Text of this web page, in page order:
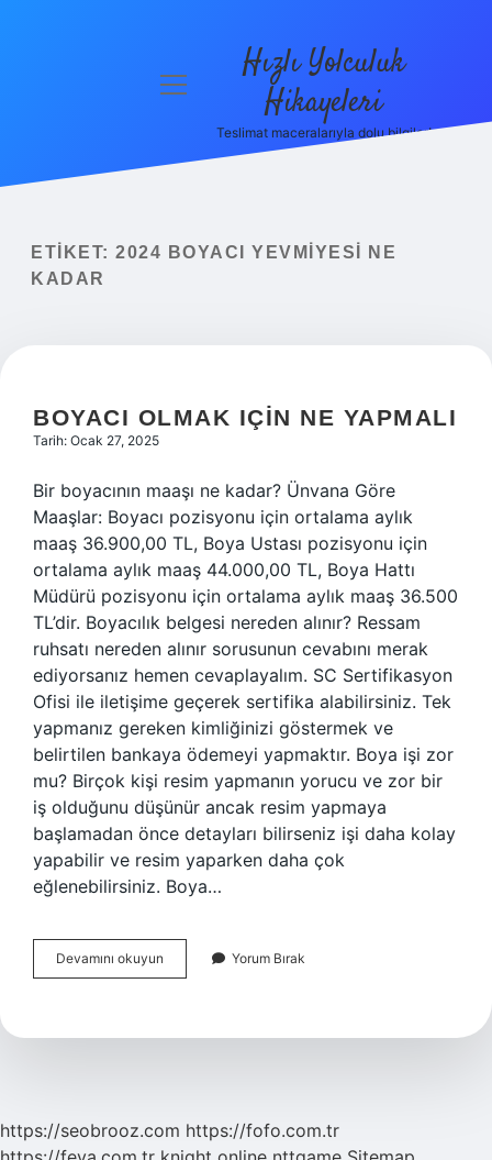
Yasal Uyarı
menüyü
Hızlı Yolculuk
Hikayeleri
Teslimat maceralarıyla dolu bilgiler!
ETIKET: 2024 BOYACI YEVMIYESI NE
KADAR
BOYACI OLMAK IÇIN NE YAPMALI
Tarih: Ocak 27, 2025
Bir boyacının maaşı ne kadar? Ünvana Göre
Maaşlar: Boyacı pozisyonu için ortalama aylık
maaş 36.900,00 TL, Boya Ustası pozisyonu için
ortalama aylık maaş 44.000,00 TL, Boya Hattı
Müdürü pozisyonu için ortalama aylık maaş 36.500
TL’dir. Boyacılık belgesi nereden alınır? Ressam
ruhsatı nereden alınır sorusunun cevabını merak
ediyorsanız hemen cevaplayalım. SC Sertifikasyon
Ofisi ile iletişime geçerek sertifika alabilirsiniz. Tek
yapmanız gereken kimliğinizi göstermek ve
belirtilen bankaya ödemeyi yapmaktır. Boya işi zor
mu? Birçok kişi resim yapmanın yorucu ve zor bir
iş olduğunu düşünür ancak resim yapmaya
başlamadan önce detayları bilirseniz işi daha kolay
yapabilir ve resim yaparken daha çok
eğlenebilirsiniz. Boya…
Devamını okuyun
Olmak
Yapmalı
Yorum Bırak
https://seobrooz.com https://fofo.com.tr